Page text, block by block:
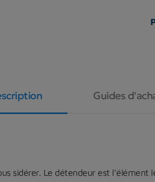
Guides
sidérer. Le détendeur est l’élément